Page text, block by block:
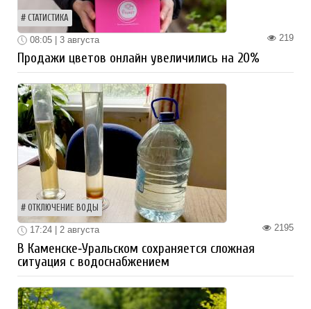
СТАТИСТИКА
219
08:05 | 3 августа
Продажи цветов онлайн увеличились на 20%
ОТКЛЮЧЕНИЕ ВОДЫ
2195
17:24 | 2 августа
В Каменске‑Уральском сохраняется сложная
ситуация с водоснабжением